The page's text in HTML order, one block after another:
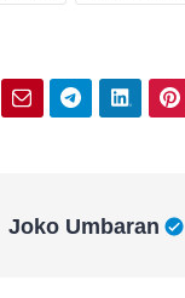
Joko Umbaran